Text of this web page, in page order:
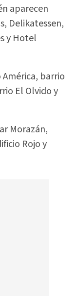
aparecen
Delikatessen,
y Hotel
barrio
El Olvido y
Morazán,
Rojo y